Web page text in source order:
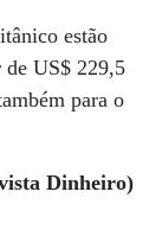
estão
de US$ 229,5
para o
Dinheiro)